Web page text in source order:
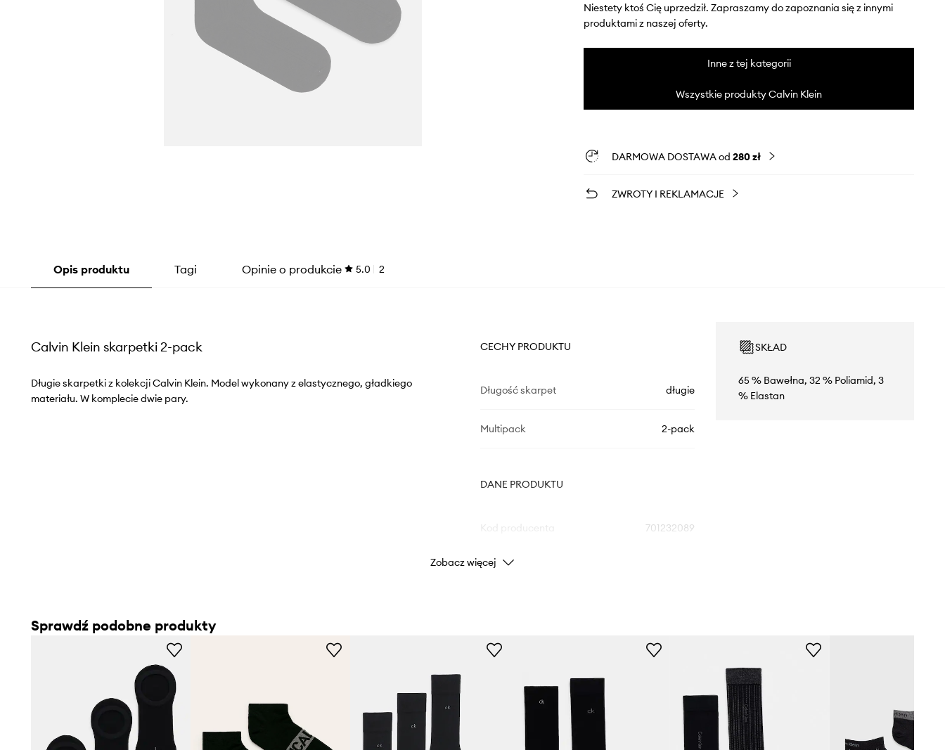
Niestety ktoś Cię uprzedził. Zapraszamy do zapoznania się z innymi
produktami z naszej oferty.
Inne z tej kategorii
Wszystkie produkty Calvin Klein
DARMOWA DOSTAWA od 280 zł
ZWROTY I REKLAMACJE
Opis produktu Tagi Opinie o produkcie 5.0 2
Calvin Klein skarpetki 2-pack
Długie skarpetki z kolekcji Calvin Klein. Model wykonany z elastycznego, gładkiego
materiału. W komplecie dwie pary.
CECHY PRODUKTU
Długość skarpet długie
Multipack 2-pack
DANE PRODUKTU
701232089
Kolor
Producent
SKŁAD
65 % Bawełna, 32 % Poliamid, 3
% Elastan
Zobacz więcej
Sprawdź podobne produkty